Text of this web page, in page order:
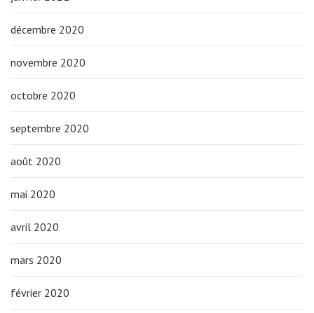
décembre 2020
novembre 2020
octobre 2020
septembre 2020
août 2020
mai 2020
avril 2020
mars 2020
février 2020